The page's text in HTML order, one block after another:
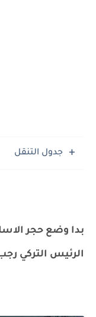
جدول التنقل
بدا وضع حجر
الرئيس التركي